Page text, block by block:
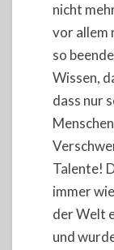
nicht
vor allem
so
Wissen,
dass nur
Talente!
immer
der Welt
und